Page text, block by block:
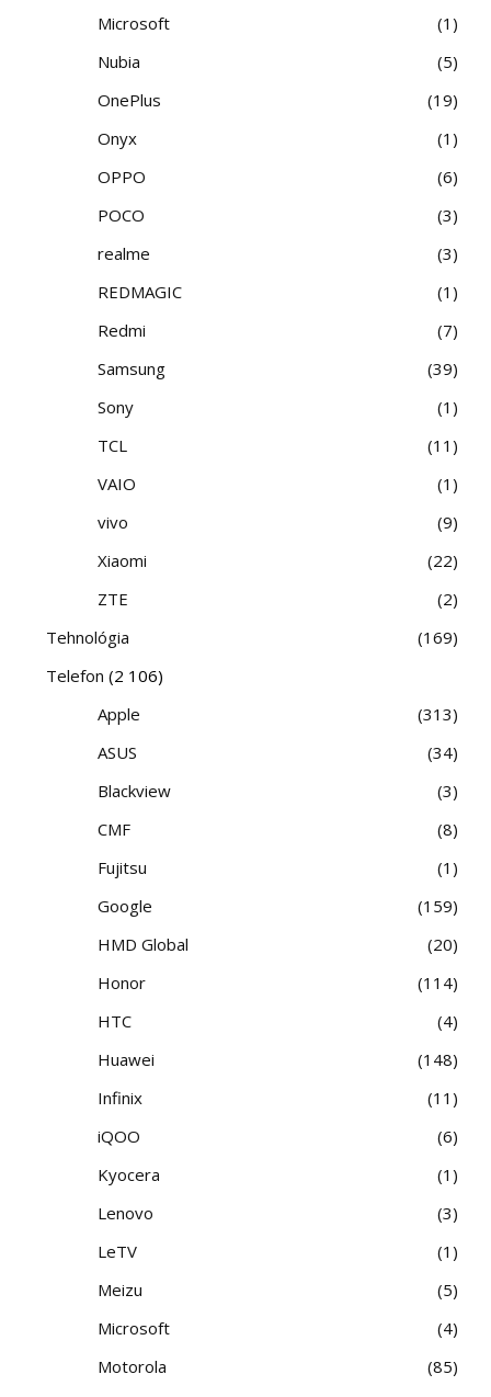
Microsoft
1
Nubia
5
OnePlus
19
Onyx
1
OPPO
6
POCO
3
realme
3
REDMAGIC
1
Redmi
7
Samsung
39
Sony
1
TCL
11
VAIO
1
vivo
9
Xiaomi
22
ZTE
2
Tehnológia
169
Telefon (2 106)
Apple
313
ASUS
34
Blackview
3
CMF
8
Fujitsu
1
Google
159
HMD Global
20
Honor
114
HTC
4
Huawei
148
Infinix
11
iQOO
6
Kyocera
1
Lenovo
3
LeTV
1
Meizu
5
Microsoft
4
Motorola
85